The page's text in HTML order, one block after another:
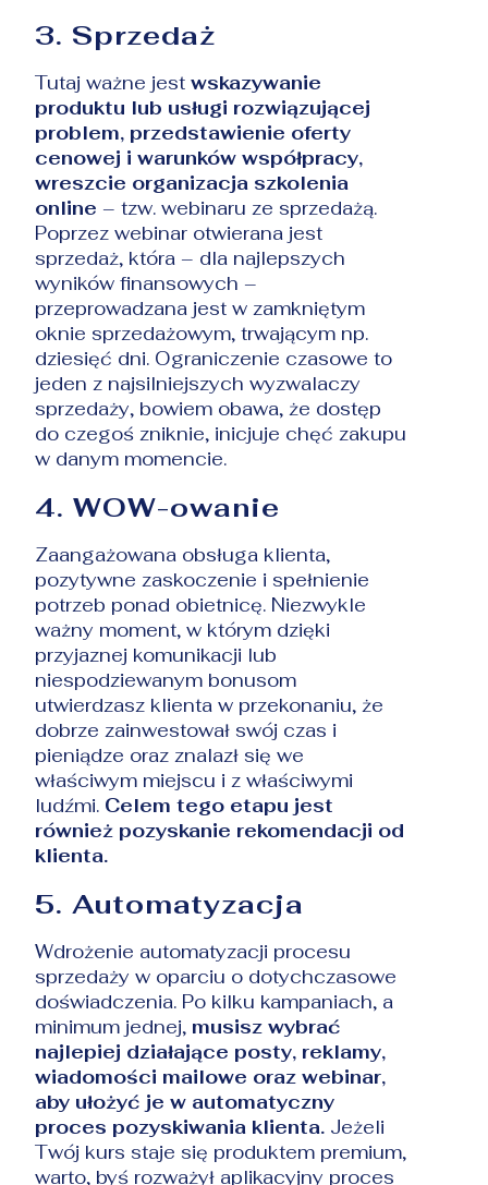
3. Sprzedaż
Tutaj ważne jestwskazywanie
produktu lub usługi rozwiązującej
problem, przedstawienie oferty
cenowej i warunków współpracy,
wreszcie organizacja szkolenia
online – tzw. webinaru ze sprzedażą.
Poprzez webinar otwierana jest
sprzedaż, która – dla najlepszych
wyników finansowych –
przeprowadzana jest w zamkniętym
oknie sprzedażowym, trwającym np.
dziesięć dni. Ograniczenie czasowe to
jeden z najsilniejszych wyzwalaczy
sprzedaży, bowiem obawa, że dostęp
do czegoś zniknie, inicjuje chęć zakupu
w danym momencie.
4. WOW-owanie
Zaangażowana obsługa klienta,
pozytywne zaskoczenie i spełnienie
potrzeb ponad obietnicę. Niezwykle
ważny moment, w którym dzięki
przyjaznej komunikacji lub
niespodziewanym bonusom
utwierdzasz klienta w przekonaniu, że
dobrze zainwestował swój czas i
pieniądze oraz znalazł się we
właściwym miejscu i z właściwymi
ludźmi. Celem tego etapu jest
również pozyskanie rekomendacji od
klienta.
5. Automatyzacja
Wdrożenie automatyzacji procesu
sprzedaży w oparciu o dotychczasowe
doświadczenia. Po kilku kampaniach, a
minimum jednej, musisz wybrać
najlepiej działające posty, reklamy,
wiadomości mailowe oraz webinar,
aby ułożyć je w automatyczny
proces pozyskiwania klienta. Jeżeli
Twój kurs staje się produktem premium,
warto, byś rozważył aplikacyjny proces